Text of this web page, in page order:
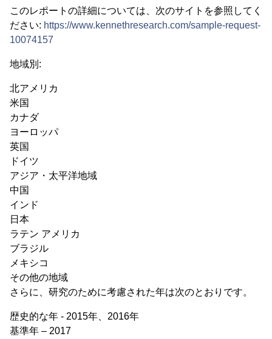
このレポートの詳細については、次のサイトを参照してく
ださい: https://www.kennethresearch.com/sample-request-
10074157
地域別:
北アメリカ
米国
カナダ
ヨーロッパ
英国
ドイツ
アジア・太平洋地域
中国
インド
日本
ラテン アメリカ
ブラジル
メキシコ
その他の地域
さらに、研究のために考慮された年は次のとおりです。
歴史的な年 - 2015年、2016年
基準年 – 2017